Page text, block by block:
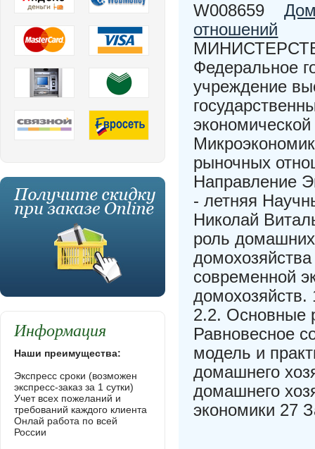
W008659
отношений
Федеральное
учреждение
рыночных
Направление
- летняя
Николай
роль
современной
2.2. Основные
Равновесное
модель и
домашнего
домашнего
экономики 27
Информация
Наши преимущества:
Экспресс сроки (возможен
экспресс-заказ за 1 сутки)
Учет всех пожеланий и
требований каждого клиента
Онлай работа по всей
России